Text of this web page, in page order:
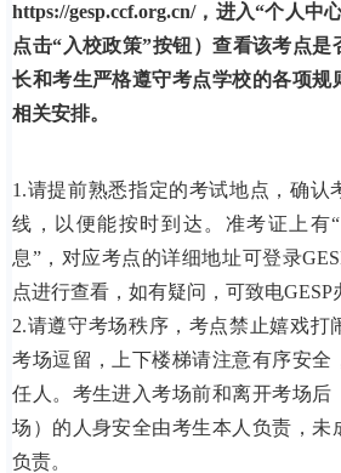
https://gesp.ccf.org.cn/，进入“个人中
点击“入校政策”按钮）查看该考点
长和考生严格遵守考点学校的各项规
相关安排。
1.请提前熟悉指定的考试地点，确认
线，以便能按时到达。准考证上有
息”，对应考点的详细地址可登录
点进行查看，如有疑问，可致电GESP
2.请遵守考场秩序，考点禁止嬉戏打
考场逗留，上下楼梯请注意有序安全
任人。考生进入考场前和离开考场后
场）的人身安全由考生本人负责，未
负责。